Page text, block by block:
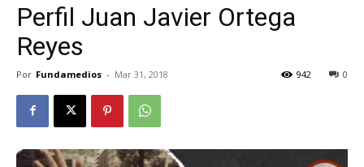
Perfil Juan Javier Ortega
Reyes
Por Fundamedios - Mar 31, 2018 0
942